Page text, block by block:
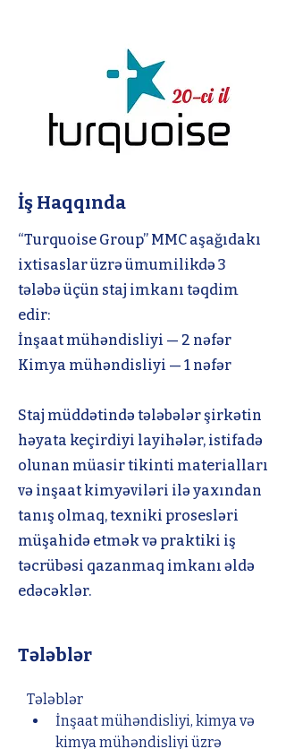
İş Haqqında
“Turquoise Group” MMC aşağıdakı
ixtisaslar üzrə ümumilikdə 3
tələbə üçün staj imkanı təqdim
edir:
İnşaat mühəndisliyi — 2 nəfər
Kimya mühəndisliyi — 1 nəfər
Staj müddətində tələbələr şirkətin
həyata keçirdiyi layihələr, istifadə
olunan müasir tikinti materialları
və inşaat kimyəviləri ilə yaxından
tanış olmaq, texniki prosesləri
müşahidə etmək və praktiki iş
təcrübəsi qazanmaq imkanı əldə
edəcəklər.
Tələblər
Tələblər
İnşaat mühəndisliyi, kimya və
kimya mühəndisliyi üzrə